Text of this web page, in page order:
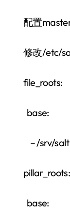
配置
修改/etc/
file_roots:
base:
– /srv/salt
pillar_roots:
base: